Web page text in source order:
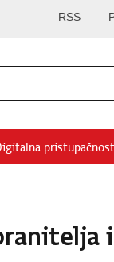
RSS
pristupačnost